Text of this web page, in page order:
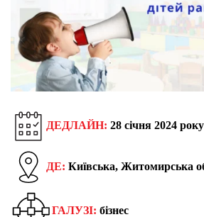
ДЕДЛАЙН: 28 січня 2024 року
ДЕ: Київська, Житомирська
ГАЛУЗІ: бізнес